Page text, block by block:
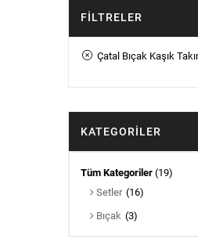
FILTRELER
Çatal Bıçak Kaşık
KATEGORILER
Tüm Kategoriler (19)
Setler (16)
Bıçak (3)